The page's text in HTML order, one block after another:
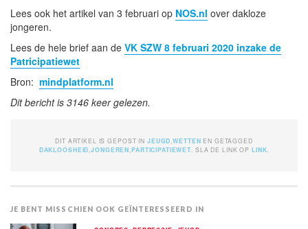
Lees ook het artikel van 3 februari op NOS.nl over dakloze
jongeren.
Lees de hele brief aan de VK SZW 8 februari 2020 inzake de
Patricipatiewet
Bron: mindplatform.nl
Dit bericht is 3146 keer gelezen.
DIT ARTIKEL IS GEPOST IN JEUGD ,WETTEN EN GETAGGED
DAKLOOSHEID ,JONGEREN ,PARTICIPATIEWET . SLA DE LINK OP LINK
JE BENT MISSCHIEN OOK GEÏNTERESSEERD IN